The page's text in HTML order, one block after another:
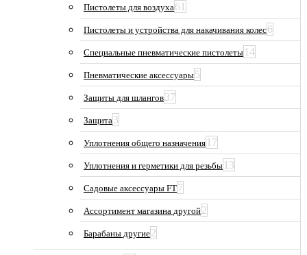
Пистолеты для воздуха61
Пистолеты и устройства для накачивания колес6
Специальные пневматические пистолеты 14
Пневматические аксессуары5
Защиты для шлангов37
Защита3
Уплотнения общего назначения 17
Уплотнения и герметики для резьбы 13
Садовые аксессуары FT7
Ассортимент магазина другой2
Барабаны другие2